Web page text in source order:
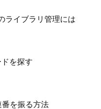
ライブラリ管理には
を探す
番を振る方法